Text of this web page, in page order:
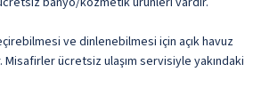
ve dinlenebilmesi için açık havuz
ücretsiz ulaşım servisiyle yakındaki